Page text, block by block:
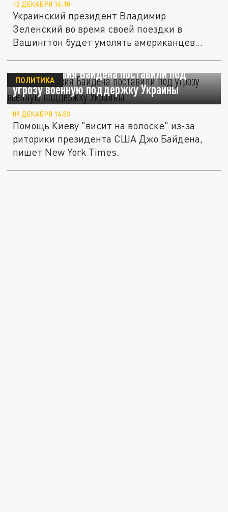
12 ДЕКАБРЯ 16:10
Украинский президент Владимир
Зеленский во время своей поездки в
Вашингтон будет умолять американцев...
NYT: действия Байдена поставили под
угрозу военную поддержку Украины
ПОЛИТИКА
09 ДЕКАБРЯ 14:53
Помощь Киеву "висит на волоске" из-за
риторики президента США Джо Байдена,
пишет New York Times.